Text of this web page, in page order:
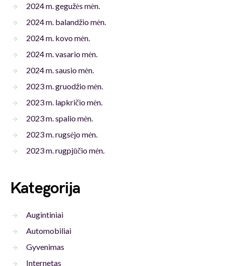
2024 m. gegužės mėn.
2024 m. balandžio mėn.
2024 m. kovo mėn.
2024 m. vasario mėn.
2024 m. sausio mėn.
2023 m. gruodžio mėn.
2023 m. lapkričio mėn.
2023 m. spalio mėn.
2023 m. rugsėjo mėn.
2023 m. rugpjūčio mėn.
Kategorija
Augintiniai
Automobiliai
Gyvenimas
Internetas